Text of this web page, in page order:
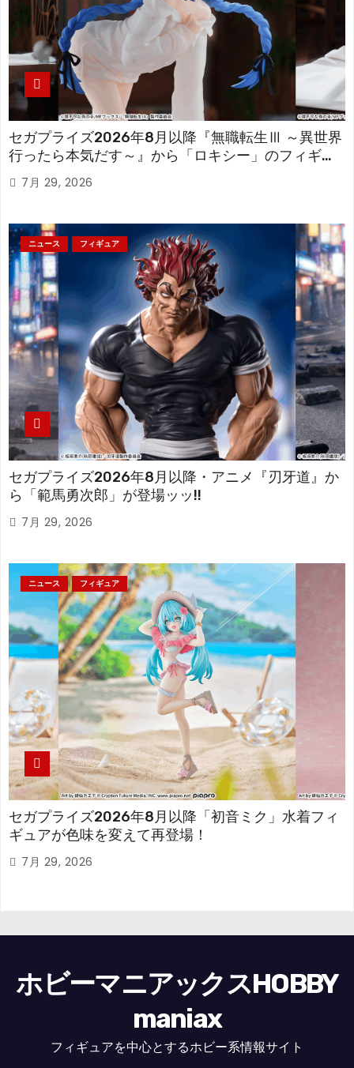
セガプライズ2026年8月以降『無職転生Ⅲ ～異世界
行ったら本気だす～』から「ロキシー」のフィギュ
アが登場！
7月 29, 2026
ニュース フィギュア
セガプライズ2026年8月以降・アニメ『刃牙道』か
ら「範馬勇次郎」が登場ッッ!!
7月 29, 2026
ニュース フィギュア
セガプライズ2026年8月以降「初音ミク」水着フィ
ギュアが色味を変えて再登場！
7月 29, 2026
ホビーマニアックスHOBBY
maniax
フィギュアを中心とするホビー系情報サイト